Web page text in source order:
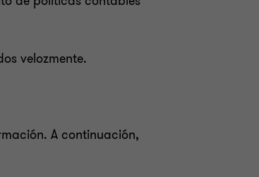
velozmente.
A continuación,